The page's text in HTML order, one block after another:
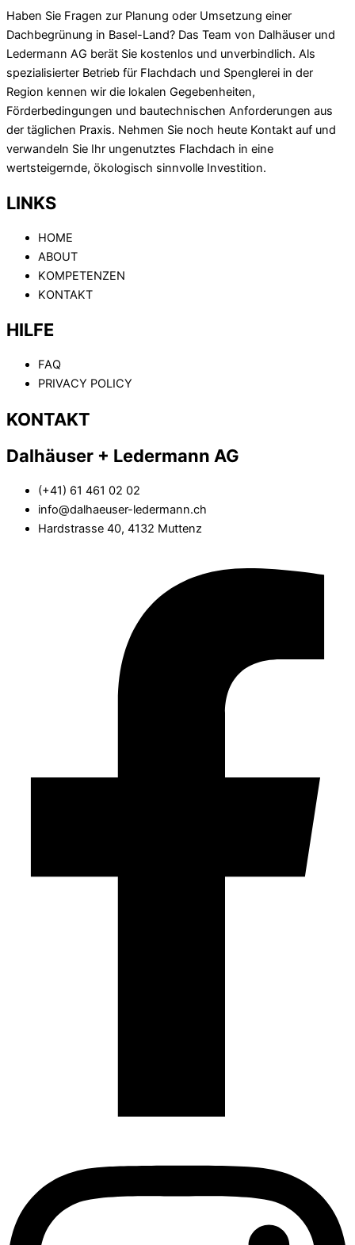
Haben Sie Fragen zur Planung oder Umsetzung einer
Dachbegrünung in Basel-Land? Das Team von Dalhäuser und
Ledermann AG berät Sie kostenlos und unverbindlich. Als
spezialisierter Betrieb für Flachdach und Spenglerei in der
Region kennen wir die lokalen Gegebenheiten,
Förderbedingungen und bautechnischen Anforderungen aus
der täglichen Praxis. Nehmen Sie noch heute Kontakt auf und
verwandeln Sie Ihr ungenutztes Flachdach in eine
wertsteigernde, ökologisch sinnvolle Investition.
LINKS
HOME
ABOUT
KOMPETENZEN
KONTAKT
HILFE
FAQ
PRIVACY POLICY
KONTAKT
Dalhäuser + Ledermann AG
(+41) 61 461 02 02
info@dalhaeuser-ledermann.ch
Hardstrasse 40, 4132 Muttenz